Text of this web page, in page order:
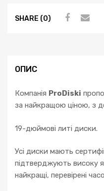
SHARE (0)
ОПИС
Компанія ProDiski
за найкращою ціною, з
19-дюймові литі диски.
Усі диски мають
підтверджують високу
найкращі, перевірені